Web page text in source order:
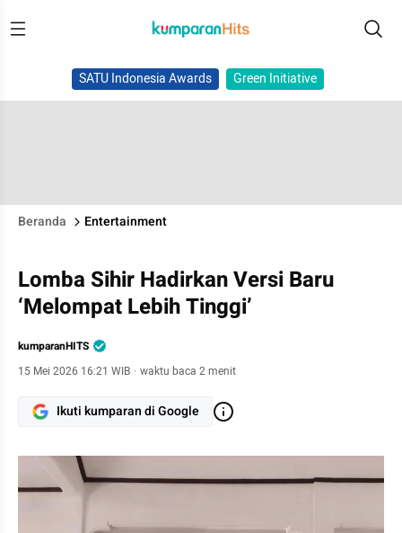
SATU Indonesia Awards Green Initiative
Beranda Entertainment
Lomba Sihir Hadirkan Versi Baru
‘Melompat Lebih Tinggi’
kumparanHITS
15 Mei 2026 16:21 WIB · waktu baca 2 menit
Ikuti kumparan di Google